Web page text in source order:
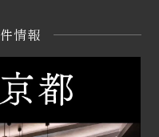
情報